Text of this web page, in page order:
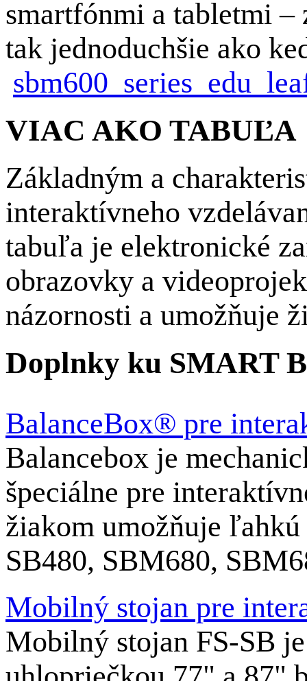
smartfónmi a tabletmi
tak jednoduchšie ako
VIAC AKO TABUĽA
Základným a
interaktívneho
tabuľa je elektronické
obrazovky a
názornosti a umožňuje
Doplnky ku SMART
BalanceBox® pre
Balancebox je
špeciálne pre
žiakom umožňuje
SB480, SBM680,
Mobilný stojan pre
Mobilný stojan FS-SB